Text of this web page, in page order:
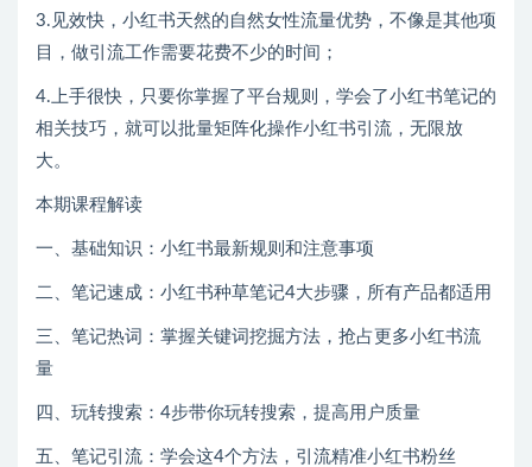
3.见效快，小红书天然的自然女性流量优势，不像是其他项
目，做引流工作需要花费不少的时间；
4.上手很快，只要你掌握了平台规则，学会了小红书笔记的
相关技巧，就可以批量矩阵化操作小红书引流，无限放
大。
本期课程解读
一、基础知识：小红书最新规则和注意事项
二、笔记速成：小红书种草笔记4大步骤，所有产品都适用
三、笔记热词：掌握关键词挖掘方法，抢占更多小红书流
量
四、玩转搜索：4步带你玩转搜索，提高用户质量
五、笔记引流：学会这4个方法，引流精准小红书粉丝